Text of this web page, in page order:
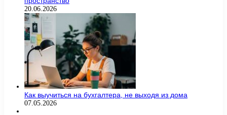
20.06.2026
Как выучиться на бухгалтера, не выходя из дома
07.05.2026